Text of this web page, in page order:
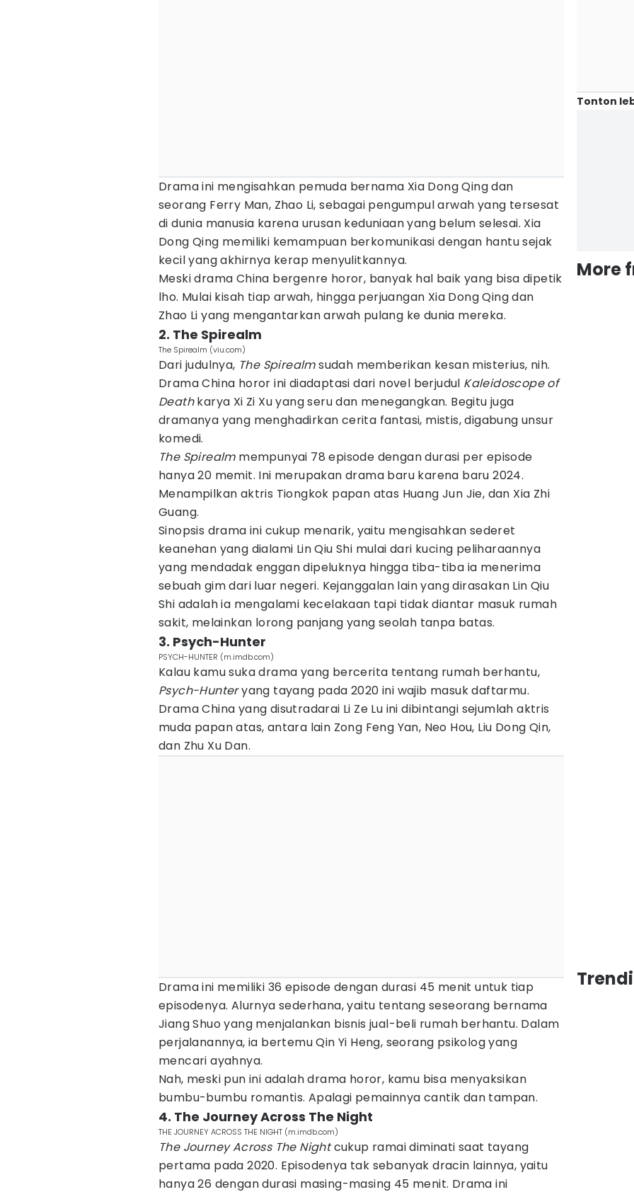
Drama ini mengisahkan pemuda bernama Xia Dong Qing dan
seorang Ferry Man, Zhao Li, sebagai pengumpul arwah yang tersesat
di dunia manusia karena urusan keduniaan yang belum selesai. Xia
Dong Qing memiliki kemampuan berkomunikasi dengan hantu sejak
kecil yang akhirnya kerap menyulitkannya.
Meski drama China bergenre horor, banyak hal baik yang bisa dipetik
lho. Mulai kisah tiap arwah, hingga perjuangan Xia Dong Qing dan
Zhao Li yang mengantarkan arwah pulang ke dunia mereka.
2. The Spirealm
The Spirealm (viu.com)
Dari judulnya, The Spirealmsudah memberikan kesan misterius, nih.
Drama China horor ini diadaptasi dari novel berjudul Kaleidoscope of
Deathkarya Xi Zi Xu yang seru dan menegangkan. Begitu juga
dramanya yang menghadirkan cerita fantasi, mistis, digabung unsur
komedi.
The Spirealm mempunyai 78 episode dengan durasi per episode
hanya 20 memit. Ini merupakan drama baru karena baru 2024.
Menampilkan aktris Tiongkok papan atas Huang Jun Jie, dan Xia Zhi
Guang.
Sinopsis drama ini cukup menarik, yaitu mengisahkan sederet
keanehan yang dialami Lin Qiu Shi mulai dari kucing peliharaannya
yang mendadak enggan dipeluknya hingga tiba-tiba ia menerima
sebuah gim dari luar negeri. Kejanggalan lain yang dirasakan Lin Qiu
Shi adalah ia mengalami kecelakaan tapi tidak diantar masuk rumah
sakit, melainkan lorong panjang yang seolah tanpa batas.
3. Psych-Hunter
PSYCH-HUNTER (m.imdb.com)
Kalau kamu suka drama yang bercerita tentang rumah berhantu,
Psych-Hunteryang tayang pada 2020 ini wajib masuk daftarmu.
Drama China yang disutradarai Li Ze Lu ini dibintangi sejumlah aktris
muda papan atas, antara lain Zong Feng Yan, Neo Hou, Liu Dong Qin,
dan Zhu Xu Dan.
Drama ini memiliki 36 episode dengan durasi 45 menit untuk tiap
episodenya. Alurnya sederhana, yaitu tentang seseorang bernama
Jiang Shuo yang menjalankan bisnis jual-beli rumah berhantu. Dalam
perjalanannya, ia bertemu Qin Yi Heng, seorang psikolog yang
mencari ayahnya.
Nah, meski pun ini adalah drama horor, kamu bisa menyaksikan
bumbu-bumbu romantis. Apalagi pemainnya cantik dan tampan.
4. The Journey Across The Night
THE JOURNEY ACROSS THE NIGHT (m.imdb.com)
The Journey Across The Nightcukup ramai diminati saat tayang
pertama pada 2020. Episodenya tak sebanyak dracin lainnya, yaitu
hanya 26 dengan durasi masing-masing 45 menit. Drama ini
Tonton
More